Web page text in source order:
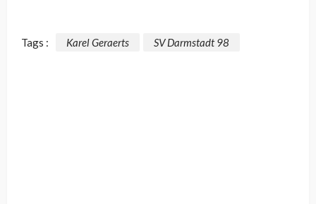
Tags : Karel Geraerts SV Darmstadt 98